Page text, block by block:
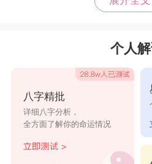
惜映 瑾静
楚澜
晓云 新蕊
欣萱
菲兔
个人
八字精批
详细八字分析，
全方面了解你的命运情况